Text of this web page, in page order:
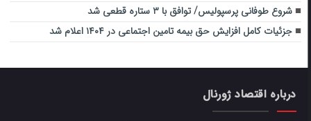
شروع طوفانی پرسپولیس/ توافق با ۳ ستاره قطعی شد
جزئیات کامل افزایش حق بیمه تامین اجتماعی در ۱۴۰۴ اعلام شد
درباره اقتصاد ژورنال